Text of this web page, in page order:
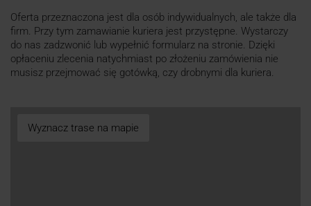
Oferta przeznaczona jest dla osób indywidualnych, ale także dla
firm. Przy tym zamawianie kuriera jest przystępne. Wystarczy
do nas zadzwonić lub wypełnić formularz na stronie. Dzięki
opłaceniu zlecenia natychmiast po złożeniu zamówienia nie
musisz przejmować się gotówką, czy drobnymi dla kuriera.
Wyznacz trase na mapie